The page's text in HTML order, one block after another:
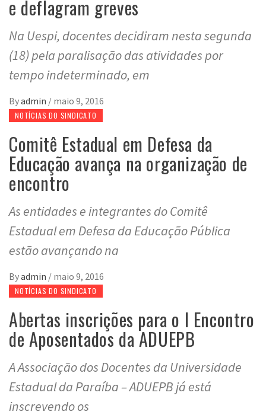
e deflagram greves
Na Uespi, docentes decidiram nesta segunda
(18) pela paralisação das atividades por
tempo indeterminado, em
Byadmin / maio 9, 2016
NOTÍCIAS DO SINDICATO
Comitê Estadual em Defesa da
Educação avança na organização de
encontro
As entidades e integrantes do Comitê
Estadual em Defesa da Educação Pública
estão avançando na
Byadmin / maio 9, 2016
NOTÍCIAS DO SINDICATO
Abertas inscrições para o I Encontro
de Aposentados da ADUEPB
A Associação dos Docentes da Universidade
Estadual da Paraíba – ADUEPB já está
inscrevendo os